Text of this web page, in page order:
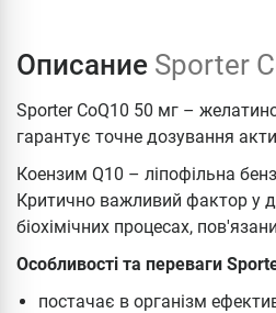
Описание Sporter
Sporter CoQ10 50 мг –
гарантує точне дозування
Коензим Q10 – ліпофільна
Критично важливий фактор у
біохімічних процесах,
Особливості та переваги
постачає в організм